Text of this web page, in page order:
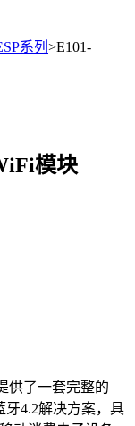
系列 >E101-
模块
供了一套完整的
牙4.2解决方案，具